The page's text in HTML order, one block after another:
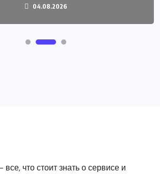
04.08.2026
что стоит знать о сервисе и